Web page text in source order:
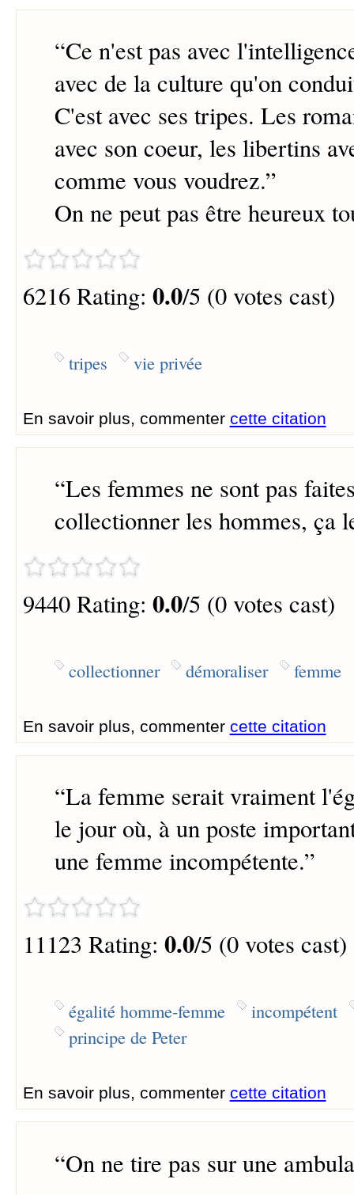
“Ce n'est pas avec
avec de la culture qu'on
C'est avec ses tripes. Les
avec son coeur, les libertins
comme vous voudrez.”
On ne peut pas être heureux
6216 Rating: 0.0/5 (0 votes cast)
tripes vie privée
En savoir plus, commenter cette citation
“Les femmes ne sont pas
collectionner les hommes, ça
9440 Rating: 0.0/5 (0 votes cast)
collectionner démoraliser femme
En savoir plus, commenter cette citation
“La femme serait vraiment
le jour où, à un poste
une femme incompétente.”
11123 Rating: 0.0/5 (0 votes cast)
égalité homme-femme
incompétent
principe de Peter
En savoir plus, commenter cette citation
“On ne tire pas sur une